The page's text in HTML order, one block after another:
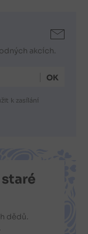
akcích.
k zasílání
dědů.